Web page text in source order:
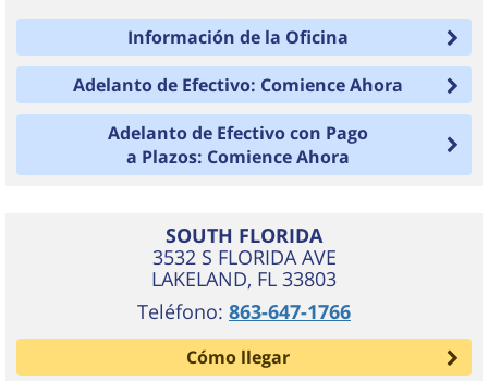
Información de la Oficina
Adelanto de Efectivo: Comience Ahora
Adelanto de Efectivo con Pago
a Plazos: Comience Ahora
SOUTH FLORIDA
3532 S FLORIDA AVE
LAKELAND, FL 33803
Teléfono: 863-647-1766
Cómo llegar